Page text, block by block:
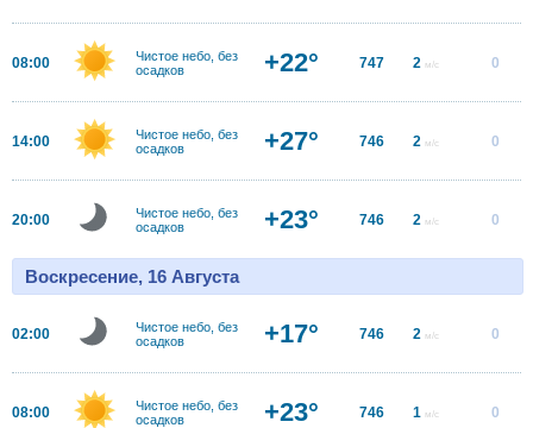
08:00
Чистое небо, без
осадков
+22° 747 2 м/с 0
14:00
Чистое небо, без
осадков
+27° 746 2 м/с 0
20:00
Чистое небо, без
осадков
+23° 746 2 м/с 0
Воскресение, 16 Августа
02:00
Чистое небо, без
осадков
+17° 746 2 м/с 0
08:00
Чистое небо, без
осадков
+23° 746 1 м/с 0